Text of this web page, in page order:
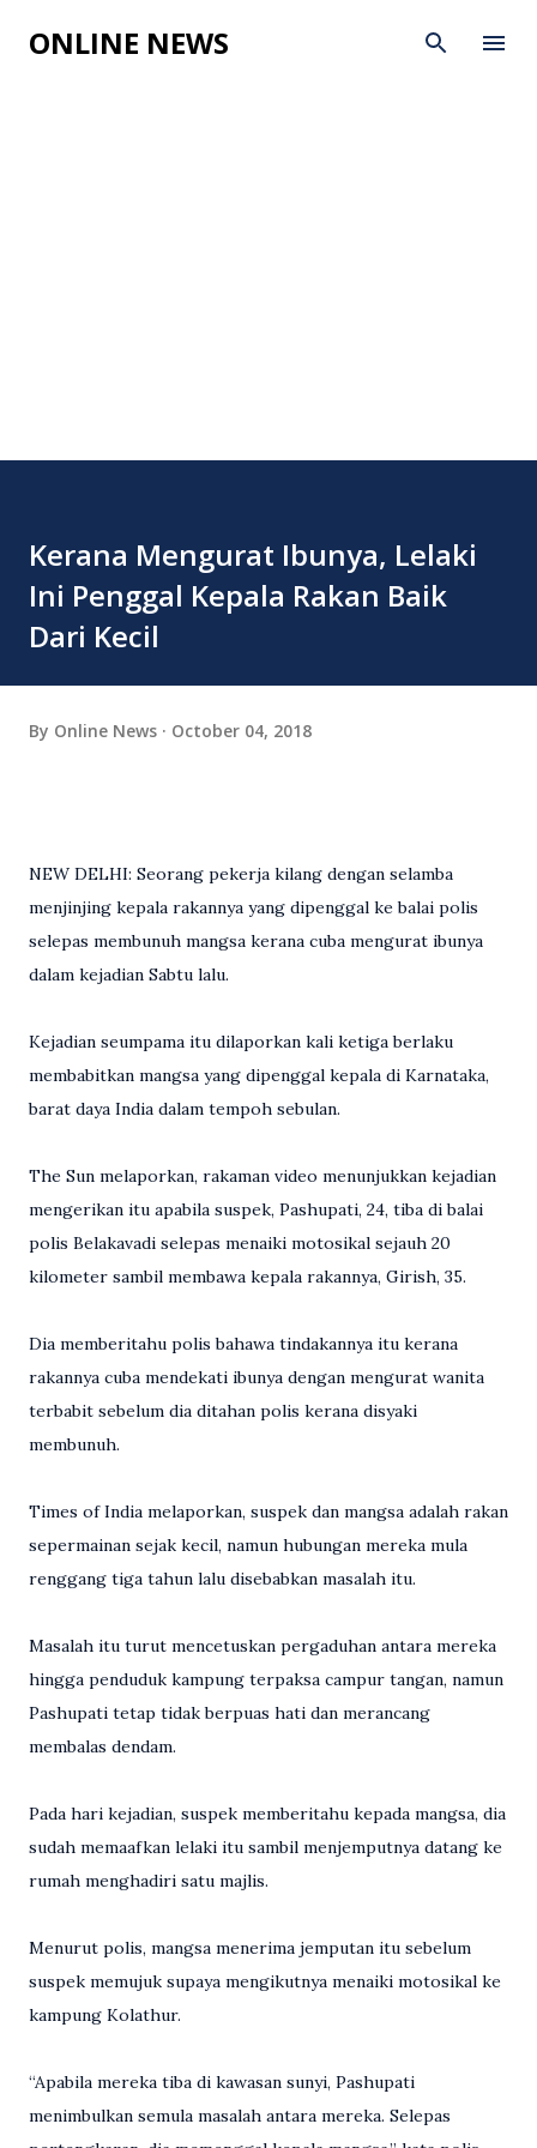
Skip to main content
ONLINE NEWS
Kerana Mengurat Ibunya, Lelaki
Ini Penggal Kepala Rakan Baik
Dari Kecil
By Online News October 04, 2018
NEW DELHI: Seorang pekerja kilang dengan selamba
menjinjing kepala rakannya yang dipenggal ke balai polis
selepas membunuh mangsa kerana cuba mengurat ibunya
dalam kejadian Sabtu lalu.
Kejadian seumpama itu dilaporkan kali ketiga berlaku
membabitkan mangsa yang dipenggal kepala di Karnataka,
barat daya India dalam tempoh sebulan.
The Sun melaporkan, rakaman video menunjukkan kejadian
mengerikan itu apabila suspek, Pashupati, 24, tiba di balai
polis Belakavadi selepas menaiki motosikal sejauh 20
kilometer sambil membawa kepala rakannya, Girish, 35.
Dia memberitahu polis bahawa tindakannya itu kerana
rakannya cuba mendekati ibunya dengan mengurat wanita
terbabit sebelum dia ditahan polis kerana disyaki
membunuh.
Times of India melaporkan, suspek dan mangsa adalah rakan
sepermainan sejak kecil, namun hubungan mereka mula
renggang tiga tahun lalu disebabkan masalah itu.
Masalah itu turut mencetuskan pergaduhan antara mereka
hingga penduduk kampung terpaksa campur tangan, namun
Pashupati tetap tidak berpuas hati dan merancang
membalas dendam.
Pada hari kejadian, suspek memberitahu kepada mangsa, dia
sudah memaafkan lelaki itu sambil menjemputnya datang ke
rumah menghadiri satu majlis.
Menurut polis, mangsa menerima jemputan itu sebelum
suspek memujuk supaya mengikutnya menaiki motosikal ke
kampung Kolathur.
“Apabila mereka tiba di kawasan sunyi, Pashupati
menimbulkan semula masalah antara mereka. Selepas